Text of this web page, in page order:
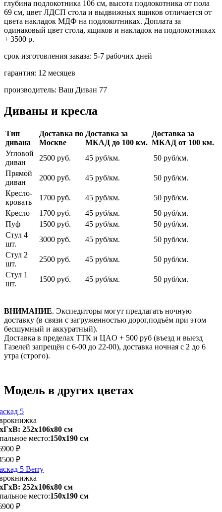
глубина подлокотника 106 см, высота подлокотника от пола
69 см, цвет ЛДСП стола и выдвижных ящиков отличается от
цвета накладок МДФ на подлокотниках. Доплата за
одинаковый цвет стола, ящиков и накладок на подлокотниках
+ 3500 р.
срок изготовления заказа: 5-7 рабочих дней
гарантия: 12 месяцев
производитель: Ваш Диван 77
Диваны и кресла
Тип
дивана
Доставка по
Москве
Доставка за
МКАД до 100 км.
Доставка за
МКАД от 100 км.
Угловой
диван
2500 руб. 45 руб/км.
50 руб/км.
Прямой
диван
2000 руб. 45 руб/км.
50 руб/км.
Кресло-
кровать
1700 руб. 45 руб/км.
50 руб/км.
Кресло
1700 руб. 45 руб/км.
50 руб/км.
Пуф
1500 руб. 45 руб/км.
50 руб/км.
Стул 4
шт.
3000 руб. 45 руб/км.
50 руб/км.
Стул 2
шт.
2500 руб. 45 руб/км.
50 руб/км.
Стул 1
шт.
1500 руб. 45 руб/км. 50 руб/км.
ВНИМАНИЕ. Экспедиторы могут предлагать ночную
доставку (в связи с загруженностью дорог,подъём при этом
бесшумный и аккуратный).
Доставка в пределах ТТК и ЦАO + 500 pуб (въезд и выезд
Газелей запрещён с 6-00 до 22-00), доставка ночная с 2 до 6
утра (строго).
Модель в других цветах
5
252х106x80 см
место:150х190 см
₽
₽
5 Berry
252х106x80 см
место:150х190 см
₽